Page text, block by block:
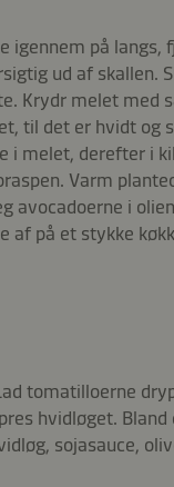
igennem på langs,
ud af skallen.
Krydr melet med
til det er hvidt og
i melet, derefter i
Varm
avocadoerne i
af på et stykke
tomatilloerne
hvidløget. Bland
sojasauce,